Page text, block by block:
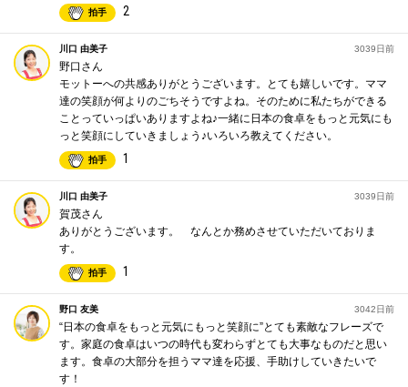
拍手 2
川口 由美子 3039日前
野口さん
モットーへの共感ありがとうございます。とても嬉しいです。ママ
達の笑顔が何よりのごちそうですよね。そのために私たちができる
ことっていっぱいありますよね♪一緒に日本の食卓をもっと元気にも
っと笑顔にしていきましょう♪いろいろ教えてください。
拍手 1
川口 由美子 3039日前
賀茂さん
ありがとうございます。 なんとか務めさせていただいておりま
す。
拍手 1
野口 友美 3042日前
“日本の食卓をもっと元気にもっと笑顔に”とても素敵なフレーズで
す。家庭の食卓はいつの時代も変わらずとても大事なものだと思い
ます。食卓の大部分を担うママ達を応援、手助けしていきたいで
す！